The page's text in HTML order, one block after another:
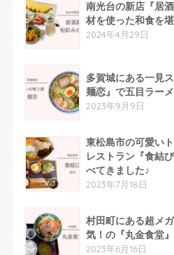
南光台の新店『居
材を使った和食を
2024年4月29日
多賀城にある一見
麺恋』で五目ラー
2023年9月9日
東松島市の可愛い
レストラン『食結
べてきました♪
2023年7月18日
村田町にある超メ
気！の『丸金食堂
2023年6月16日